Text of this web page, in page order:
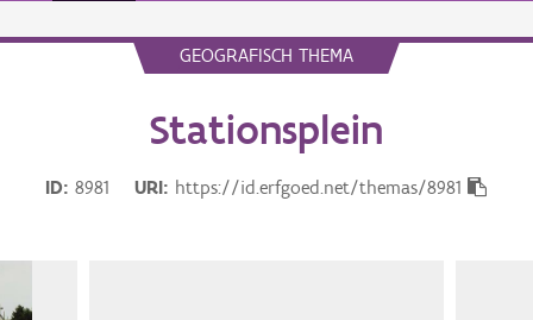
GEOGRAFISCH THEMA
Stationsplein
ID 8981 URI https://id.erfgoed.net/themas/8981